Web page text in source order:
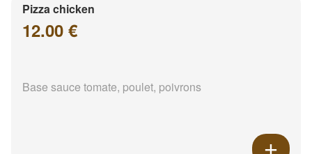
Pizza chicken
12.00 €
Base sauce tomate, poulet, poivrons